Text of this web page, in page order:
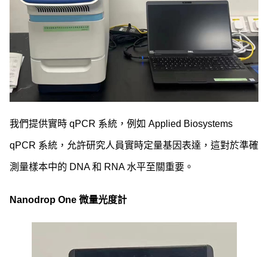
我們提供實時 qPCR 系統，例如 Applied Biosystems
qPCR 系統，允許研究人員實時定量基因表達，這對於準確
測量樣本中的 DNA 和 RNA 水平至關重要。
Nanodrop One 微量光度計